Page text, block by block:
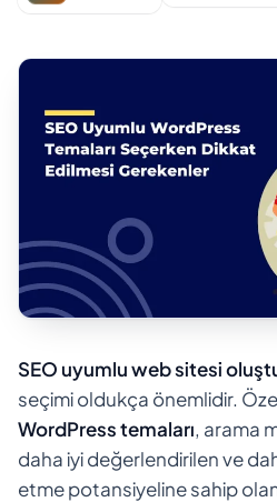
SEO uyumlu web sitesi
seçimi oldukça önemlidir.
WordPress temaları, arama
daha iyi değerlendirilen ve
etme potansiyeline sahip